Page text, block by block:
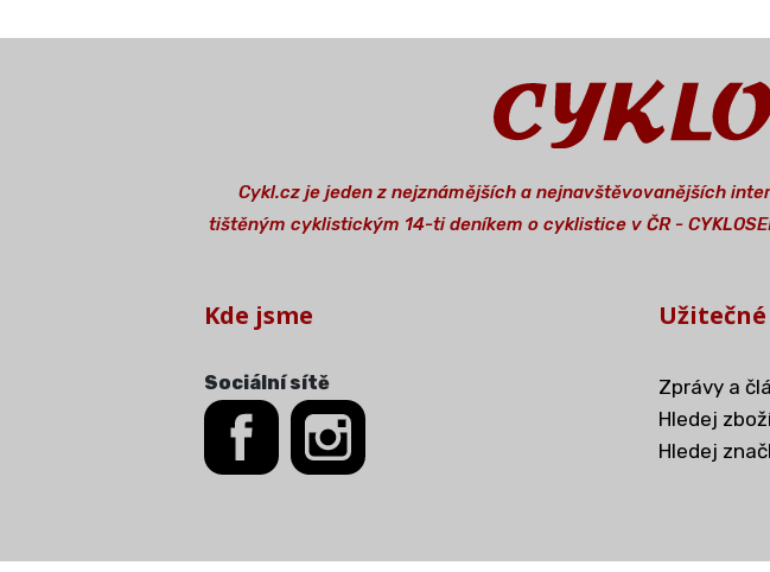
Cykl.cz je jeden z nejznámějších a nejnavštěvovanějších
tištěným cyklistickým 14-ti deníkem o cyklistice v ČR -
Kde jsme
Sociální sítě
Zprávy a
Hledej
Hledej